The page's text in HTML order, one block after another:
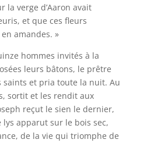
verge d’Aaron avait
et que ces fleurs
amandes. »
hommes invités à la
leurs bâtons, le prêtre
saints et pria toute la nuit. Au
sortit et les rendit aux
reçut le sien le dernier,
lys apparut sur le bois sec,
de la vie qui triomphe de